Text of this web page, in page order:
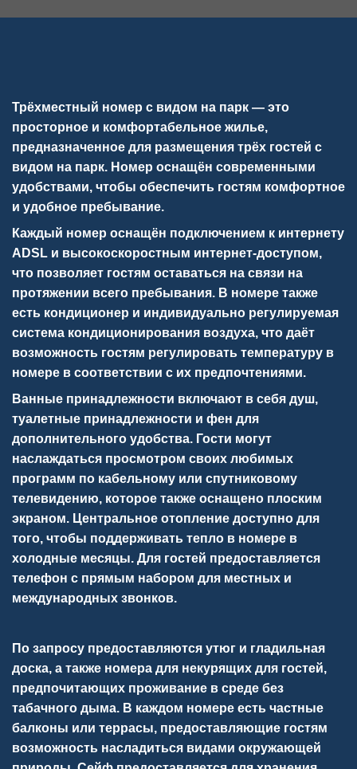
Трёхместный номер с видом на парк — это
просторное и комфортабельное жилье,
предназначенное для размещения трёх гостей с
видом на парк. Номер оснащён современными
удобствами, чтобы обеспечить гостям комфортное
и удобное пребывание.
Каждый номер оснащён подключением к интернету
ADSL и высокоскоростным интернет-доступом,
что позволяет гостям оставаться на связи на
протяжении всего пребывания. В номере также
есть кондиционер и индивидуально регулируемая
система кондиционирования воздуха, что даёт
возможность гостям регулировать температуру в
номере в соответствии с их предпочтениями.
Ванные принадлежности включают в себя душ,
туалетные принадлежности и фен для
дополнительного удобства. Гости могут
наслаждаться просмотром своих любимых
программ по кабельному или спутниковому
телевидению, которое также оснащено плоским
экраном. Центральное отопление доступно для
того, чтобы поддерживать тепло в номере в
холодные месяцы. Для гостей предоставляется
телефон с прямым набором для местных и
международных звонков.
По запросу предоставляются утюг и гладильная
доска, а также номера для некурящих для гостей,
предпочитающих проживание в среде без
табачного дыма. В каждом номере есть частные
балконы или террасы, предоставляющие гостям
возможность насладиться видами окружающей